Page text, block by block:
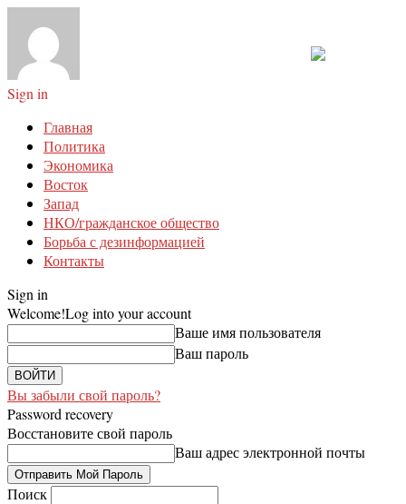
Sign in
Главная
Политика
Экономика
Восток
Запад
НКО/гражданское общество
Борьба с дезинформацией
Контакты
Sign in
Welcome!Log into your account
Ваше имя пользователя
Ваш пароль
Вы забыли свой пароль?
Password recovery
Восстановите свой пароль
Ваш адрес электронной почты
Поиск